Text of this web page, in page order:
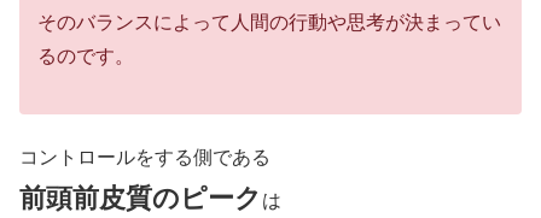
そのバランスによって人間の行動や思考が決まってい
るのです。
コントロールをする側である
前頭前皮質のピーク は